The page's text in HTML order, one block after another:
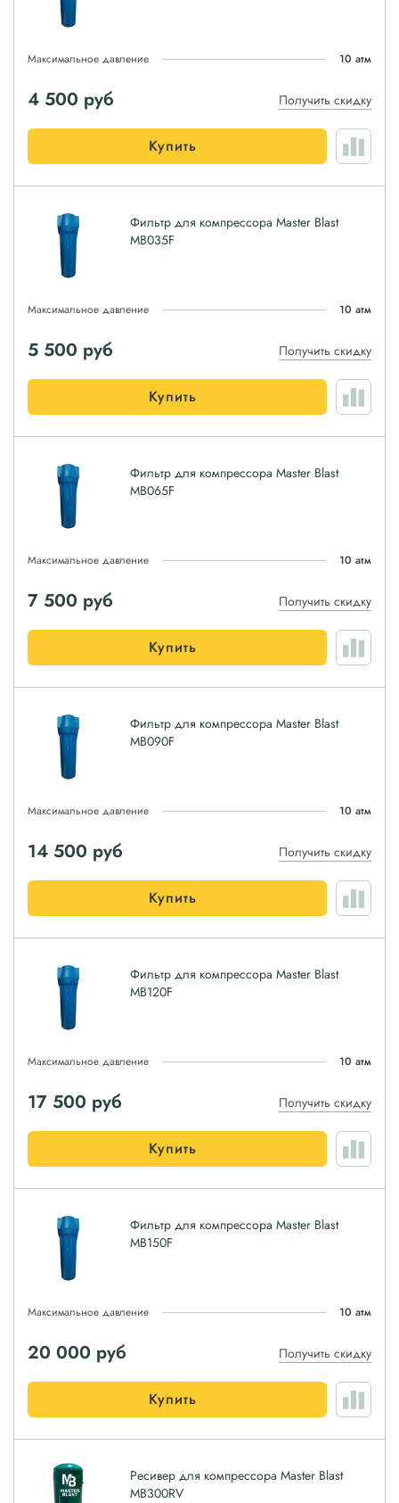
Максимальное давление 10 атм
4 500 руб Получить скидку
Купить
Фильтр для компрессора Master Blast
MB035F
Максимальное давление 10 атм
5 500 руб Получить скидку
Купить
Фильтр для компрессора Master Blast
MB065F
Максимальное давление 10 атм
7 500 руб Получить скидку
Купить
Фильтр для компрессора Master Blast
MB090F
Максимальное давление 10 атм
14 500 руб Получить скидку
Купить
Фильтр для компрессора Master Blast
MB120F
Максимальное давление 10 атм
17 500 руб Получить скидку
Купить
Фильтр для компрессора Master Blast
MB150F
Максимальное давление 10 атм
20 000 руб Получить скидку
Купить
Ресивер для компрессора Master Blast
MB300RV